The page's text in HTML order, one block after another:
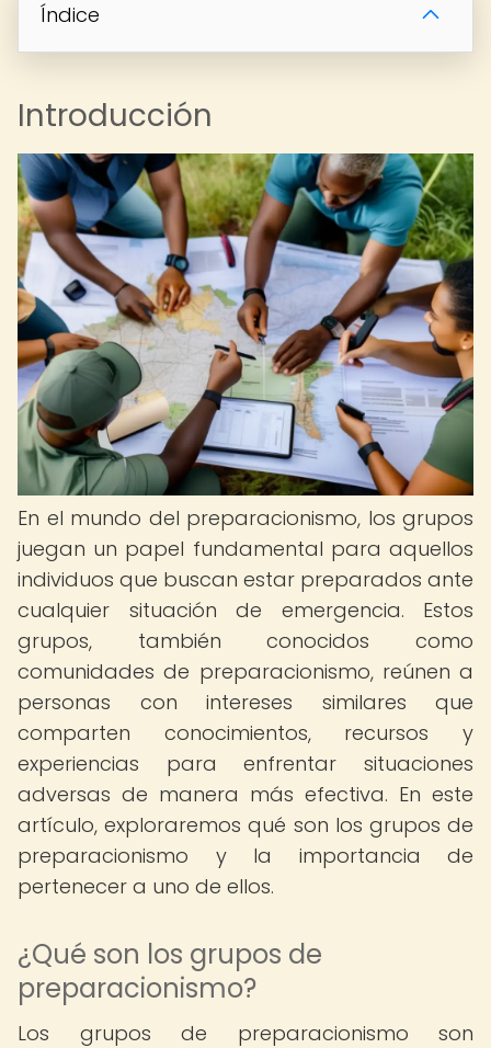
Índice
Introducción
En el mundo del preparacionismo, los grupos
juegan un papel fundamental para aquellos
individuos que buscan estar preparados ante
cualquier situación de emergencia. Estos
grupos, también conocidos como
comunidades de preparacionismo, reúnen a
personas con intereses similares que
comparten conocimientos, recursos y
experiencias para enfrentar situaciones
adversas de manera más efectiva. En este
artículo, exploraremos qué son los grupos de
preparacionismo y la importancia de
pertenecer a uno de ellos.
¿Qué son los grupos de
preparacionismo?
Los grupos de preparacionismo son